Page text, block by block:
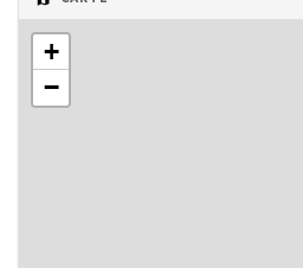
+
−